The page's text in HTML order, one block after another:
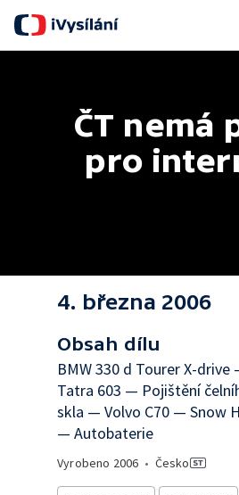
ČT nemá
pro
4. března 2006
Obsah dílu
BMW 330 d Tourer X-drive
Tatra 603 — Pojištění
skla — Volvo C70 — Snow
— Autobaterie
Vyrobeno 2006 • Česko